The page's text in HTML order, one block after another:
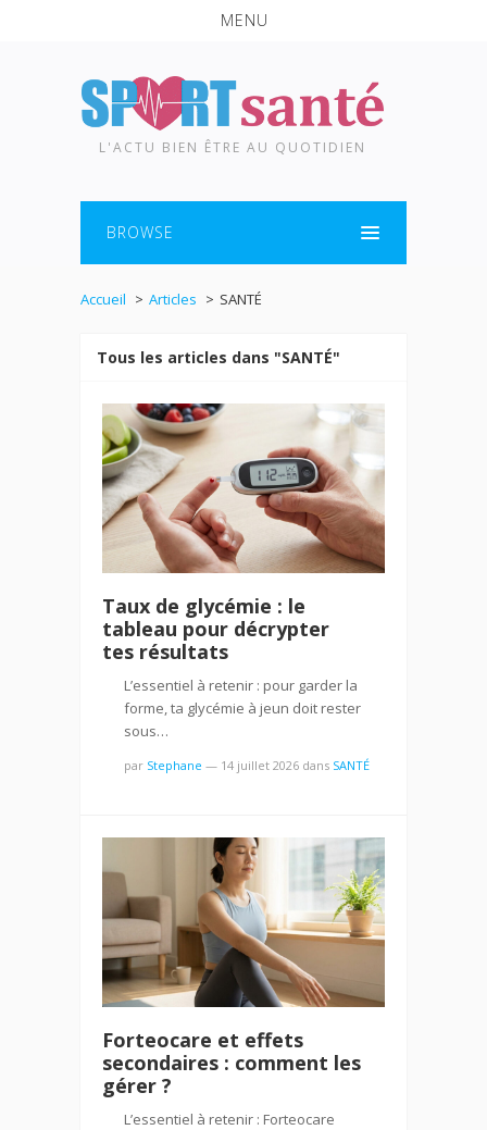
MENU
L'ACTU BIEN ÊTRE AU QUOTIDIEN
BROWSE
Accueil Articles SANTÉ
Tous les articles dans "SANTÉ"
Taux de glycémie : le
tableau pour décrypter
tes résultats
L’essentiel à retenir : pour garder la
forme, ta glycémie à jeun doit rester
sous…
par Stephane — 14 juillet 2026 dans SANTÉ
Forteocare et effets
secondaires : comment les
gérer ?
L’essentiel à retenir : Forteocare